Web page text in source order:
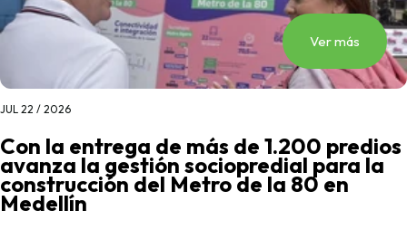
Ver más
JUL 22 / 2026
Con la entrega de más de 1.200 predios
avanza la gestión sociopredial para la
construcción del Metro de la 80 en
Medellín